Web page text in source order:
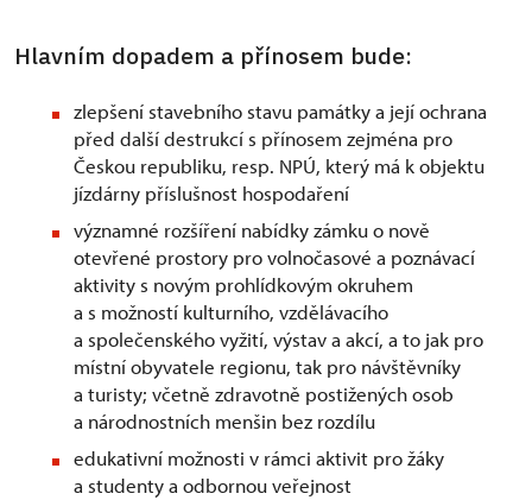
Hlavním dopadem a přínosem bude:
zlepšení stavebního stavu památky a její ochrana
před další destrukcí s přínosem zejména pro
Českou republiku, resp. NPÚ, který má k objektu
jízdárny příslušnost hospodaření
významné rozšíření nabídky zámku o nově
otevřené prostory pro volnočasové a poznávací
aktivity s novým prohlídkovým okruhem
a s možností kulturního, vzdělávacího
a společenského vyžití, výstav a akcí, a to jak pro
místní obyvatele regionu, tak pro návštěvníky
a turisty; včetně zdravotně postižených osob
a národnostních menšin bez rozdílu
edukativní možnosti v rámci aktivit pro žáky
a studenty a odbornou veřejnost